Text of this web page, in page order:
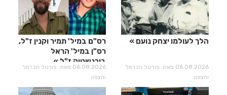
הלך לעולמו יצחק נועם
06.08.2026 מאת: פורטל הכרמל
והצפון
רס"ם במיל' תמיר וקנין ז"ל,
רס"ן במיל' הראל
בירנשטוק ז"ל
06.08.2026 מאת: פורטל הכרמל
והצפון